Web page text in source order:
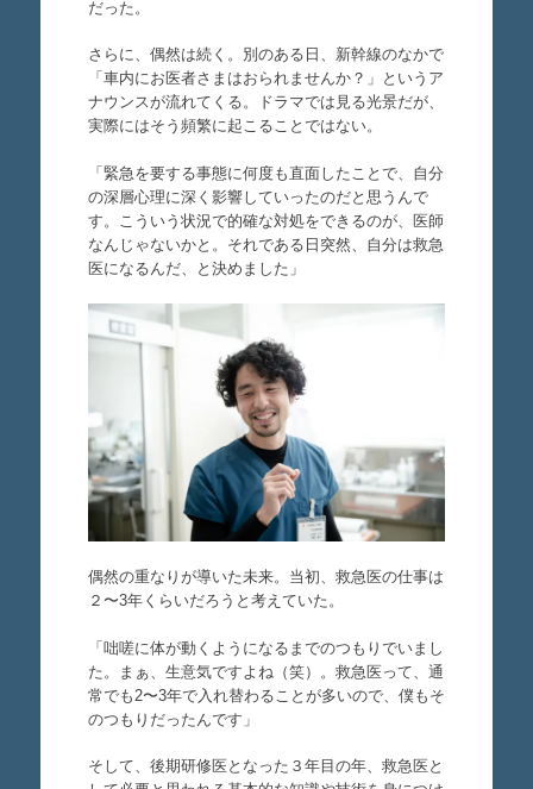
だった。
さらに、偶然は続く。別のある日、新幹線のなかで
「車内にお医者さまはおられませんか？」というア
ナウンスが流れてくる。ドラマでは見る光景だが、
実際にはそう頻繁に起こることではない。
「緊急を要する事態に何度も直面したことで、自分
の深層心理に深く影響していったのだと思うんで
す。こういう状況で的確な対処をできるのが、医師
なんじゃないかと。それである日突然、自分は救急
医になるんだ、と決めました」
偶然の重なりが導いた未来。当初、救急医の仕事は
２〜3年くらいだろうと考えていた。
「咄嗟に体が動くようになるまでのつもりでいまし
た。まぁ、生意気ですよね（笑）。救急医って、通
常でも2〜3年で入れ替わることが多いので、僕もそ
のつもりだったんです」
そして、後期研修医となった３年目の年、救急医と